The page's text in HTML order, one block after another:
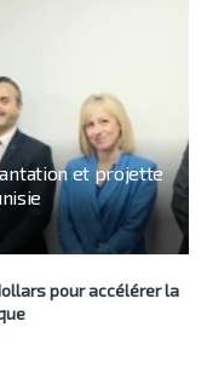
et projette
pour accélérer la